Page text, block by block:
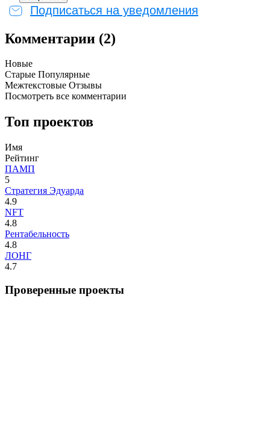
Подписаться на уведомления
Комментарии (2)
Новые
Старые Популярные
Межтекстовые Отзывы
Посмотреть все комментарии
Топ проектов
Имя
Рейтинг
ПАМП
5
Стратегия Эдуарда
4.9
NFT
4.8
Рентабельность
4.8
ЛОНГ
4.7
Проверенные проекты